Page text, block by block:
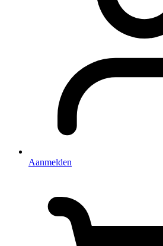
Aanmelden